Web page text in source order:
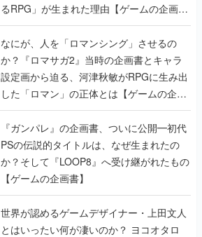
るRPG」が生まれた理由【ゲームの企画
書】
なにが、人を「ロマンシング」させるの
か？『ロマサガ2』当時の企画書とキャラ
設定画から迫る、河津秋敏がRPGに生み出
した「ロマン」の正体とは【ゲームの企画
書】
『ガンパレ』の企画書、ついに公開━初代
PSの伝説的タイトルは、なぜ生まれたの
か？そして『LOOP8』へ受け継がれたもの
【ゲームの企画書】
世界が認めるゲームデザイナー・上田文人
とはいったい何が凄いのか？ ヨコオタロ